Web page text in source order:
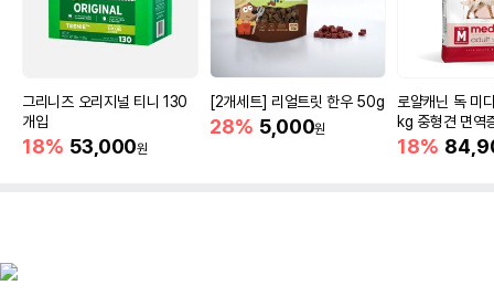
그리니즈 오리지널 티니 130
개입
18% 53,000원
[2개세트] 리얼트릿 한우 50g
28% 5,000원
로얄캐닌 독 미
kg 중형견 면역
18%